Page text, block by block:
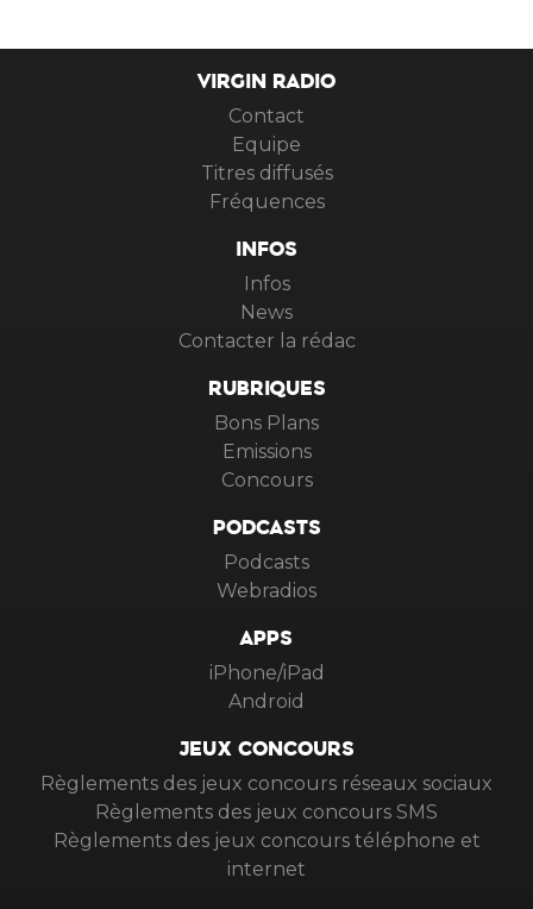
VIRGIN RADIO
Contact
Equipe
Titres diffusés
Fréquences
INFOS
Infos
News
Contacter la rédac
RUBRIQUES
Bons Plans
Emissions
Concours
PODCASTS
Podcasts
Webradios
APPS
iPhone/iPad
Android
JEUX CONCOURS
Règlements des jeux concours réseaux sociaux
Règlements des jeux concours SMS
Règlements des jeux concours téléphone et
internet